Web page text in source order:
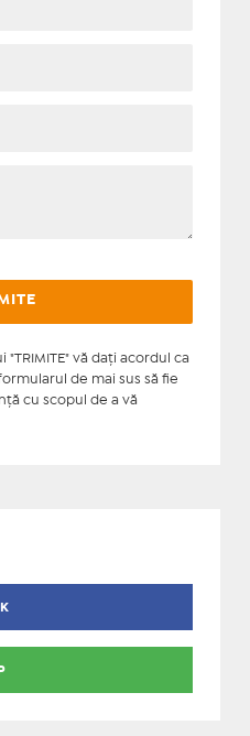
vă daţi acordul ca
de mai sus să fie
cu scopul de a vă